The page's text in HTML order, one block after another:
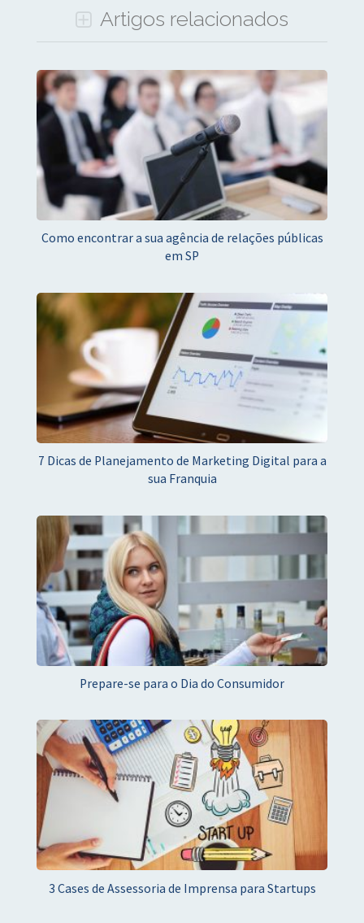
Artigos relacionados
Como encontrar a sua agência de relações públicas
em SP
7 Dicas de Planejamento de Marketing Digital para a
sua Franquia
Prepare-se para o Dia do Consumidor
3 Cases de Assessoria de Imprensa para Startups